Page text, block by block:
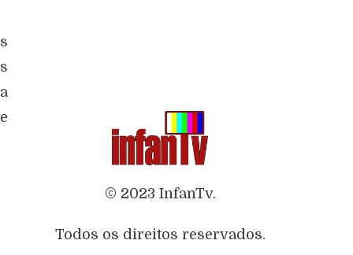
© 2023 InfanTv.
Todos os direitos reservados.